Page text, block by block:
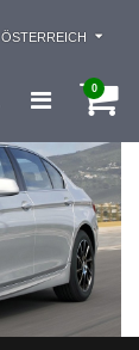
ÖSTERREICH
0